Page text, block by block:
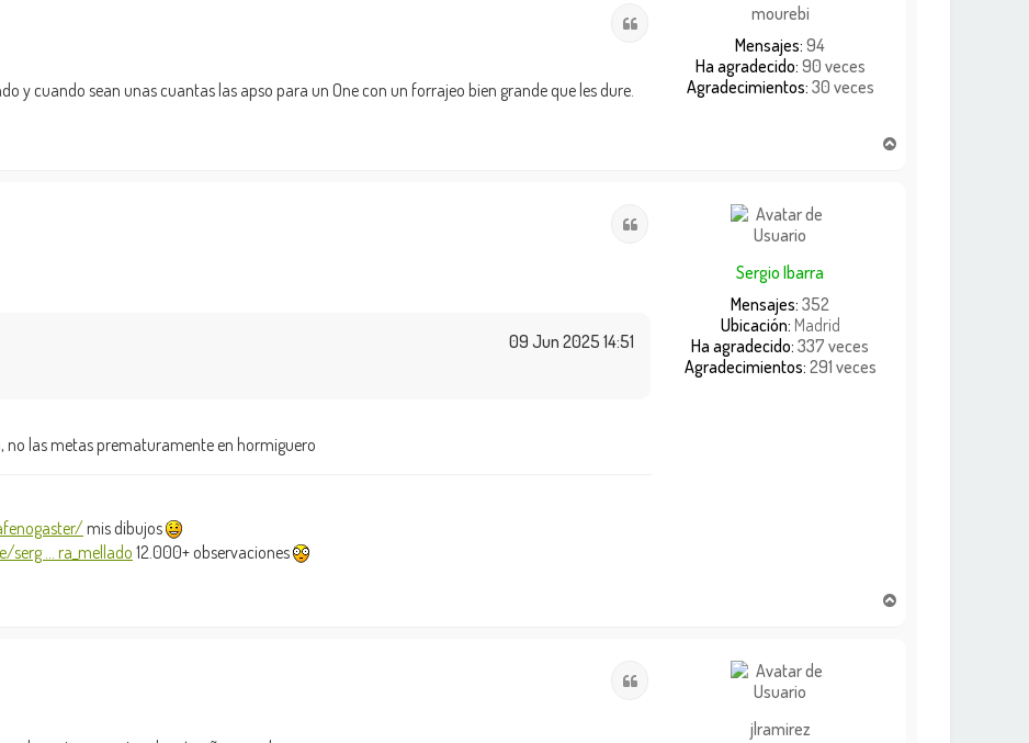
mourebi
Mensajes: 94
Ha agradecido: 90 veces
Agradecimientos: 30 veces
y cuando sean unas cuantas las apso para un One con un forrajeo bien grande que les dure.
Sergio Ibarra
Mensajes: 352
Ubicación: Madrid
Ha agradecido: 337 veces
Agradecimientos: 291 veces
09 Jun 2025 14:51
no las metas prematuramente en hormiguero
mis dibujos
... ra_mellado12.000+ observaciones
jlramirez